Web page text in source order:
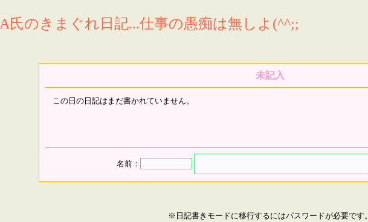
A氏のきまぐれ日記...仕事の愚痴は無しよ(^^;;
未記入
この日の日記はまだ書かれていません。
名前：
※日記書きモードに移行するにはパスワードが必要です。